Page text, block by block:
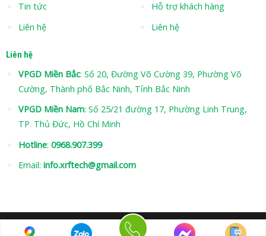
Tin tức
Liên hệ
Hỗ trợ khách hàng
Liên hệ
Liên hệ
VPGD Miền Bắc: Số 20, Đường Võ Cường 39, Phường Võ
Cường, Thành phố Bắc Ninh, Tỉnh Bắc Ninh
VPGD Miền Nam: Số 25/21 đường 17, Phường Linh Trung,
TP. Thủ Đức, Hồ Chí Minh
Hotline: 0968.907.399
Email: info.xrftech@gmail.com
Hotline: 0968 907 399